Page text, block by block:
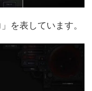
を表しています。